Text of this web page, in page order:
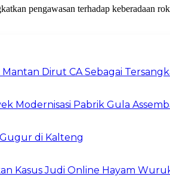
pengawasan terhadap
Dirut CA Sebagai
Modernisasi Pabrik Gula
di Kalteng
Kasus Judi Online Hayam